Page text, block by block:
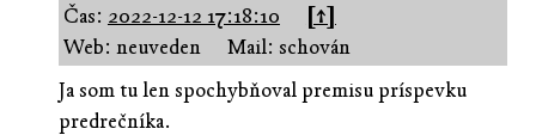
Čas: 2022-12-12 17:18:10
[↑]
Web: neuveden
Mail: schován
Ja som tu len spochybňoval premisu príspevku
predrečníka.